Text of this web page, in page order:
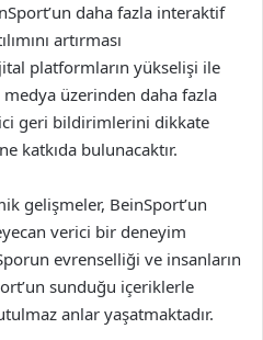
daha fazla interaktif
artırması
platformların yükselişi ile
üzerinden daha fazla
geri bildirimlerini dikkate
katkıda bulunacaktır.
gelişmeler, BeinSport’un
verici bir deneyim
evrenselliği ve insanların
sunduğu içeriklerle
anlar yaşatmaktadır.